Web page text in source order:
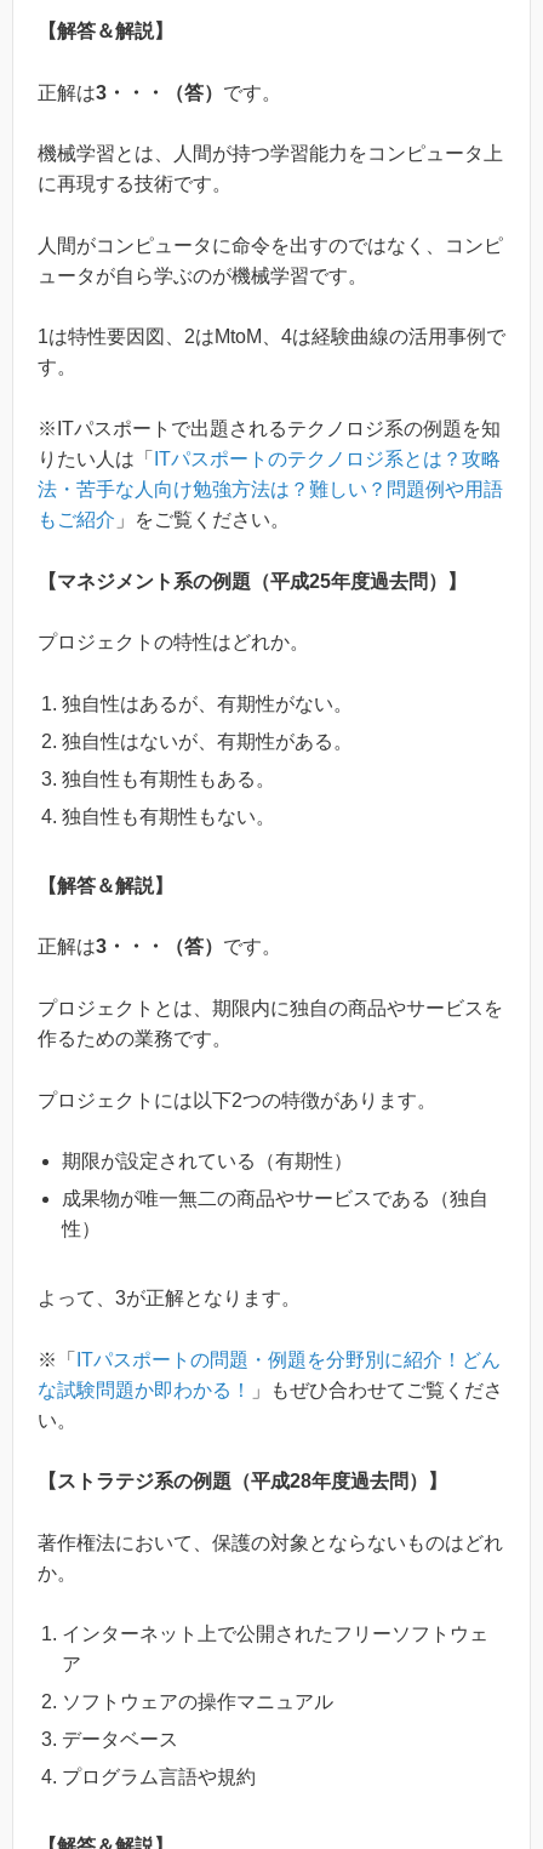
【解答＆解説】
正解は3・・・（答） です。
機械学習とは、人間が持つ学習能力をコンピュータ上
に再現する技術です。
人間がコンピュータに命令を出すのではなく、コンピ
ュータが自ら学ぶのが機械学習です。
1は特性要因図、2はMtoM、4は経験曲線の活用事例で
す。
※ITパスポートで出題されるテクノロジ系の例題を知
りたい人は「 ITパスポートのテクノロジ系とは？攻略
法・苦手な人向け勉強方法は？難しい？問題例や用語
もご紹介 」をご覧ください。
【マネジメント系の例題（平成25年度過去問）】
プロジェクトの特性はどれか。
独自性はあるが、有期性がない。
独自性はないが、有期性がある。
独自性も有期性もある。
独自性も有期性もない。
【解答＆解説】
正解は3・・・（答） です。
プロジェクトとは、期限内に独自の商品やサービスを
作るための業務です。
プロジェクトには以下2つの特徴があります。
期限が設定されている（有期性）
成果物が唯一無二の商品やサービスである（独自
性）
よって、3が正解となります。
※「 ITパスポートの問題・例題を分野別に紹介！どん
な試験問題か即わかる！
」もぜひ合わせてご覧くださ
い。
【ストラテジ系の例題（平成28年度過去問）】
著作権法において、保護の対象とならないものはどれ
か。
インターネット上で公開されたフリーソフトウェ
ア
ソフトウェアの操作マニュアル
データベース
プログラム言語や規約